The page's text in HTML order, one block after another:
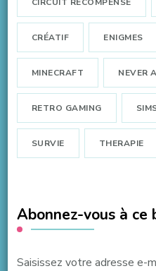
CRÉATIF ENIGMES
MINECRAFT NEVER
RETRO GAMING
SURVIE THERAPIE
Abonnez-vous à ce
Saisissez votre adresse e-